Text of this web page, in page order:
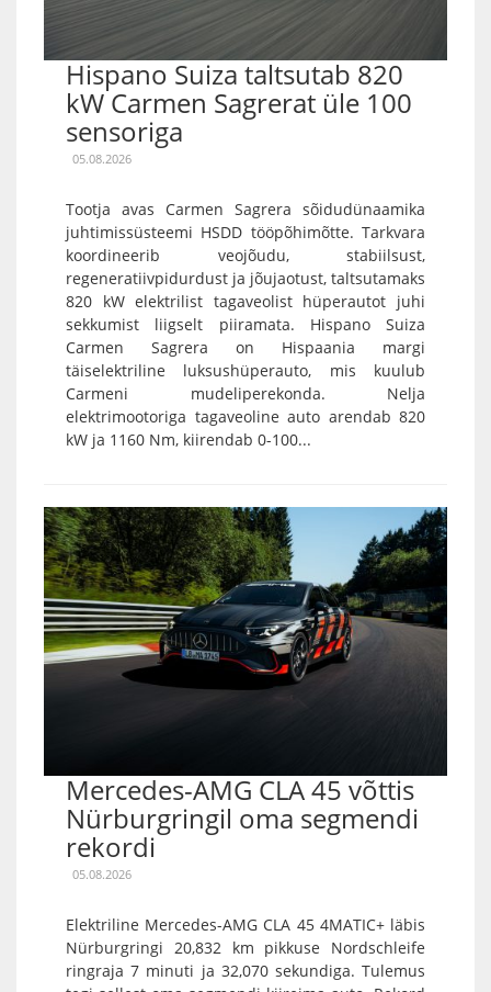
Hispano Suiza taltsutab 820
kW Carmen Sagrerat üle 100
sensoriga
05.08.2026
Tootja avas Carmen Sagrera sõidudünaamika
juhtimissüsteemi HSDD tööpõhimõtte. Tarkvara
koordineerib veojõudu, stabiilsust,
regeneratiivpidurdust ja jõujaotust, taltsutamaks
820 kW elektrilist tagaveolist hüperautot juhi
sekkumist liigselt piiramata. Hispano Suiza
Carmen Sagrera on Hispaania margi
täiselektriline luksushüperauto, mis kuulub
Carmeni mudeliperekonda. Nelja
elektrimootoriga tagaveoline auto arendab 820
kW ja 1160 Nm, kiirendab 0-100...
Mercedes-AMG CLA 45 võttis
Nürburgringil oma segmendi
rekordi
05.08.2026
Elektriline Mercedes-AMG CLA 45 4MATIC+ läbis
Nürburgringi 20,832 km pikkuse Nordschleife
ringraja 7 minuti ja 32,070 sekundiga. Tulemus